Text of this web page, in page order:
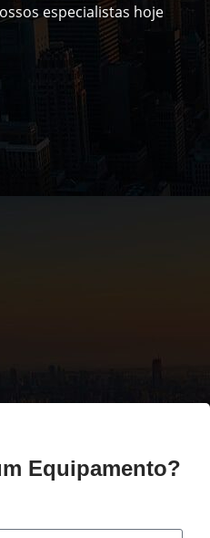
especialistas hoje
Equipamento?